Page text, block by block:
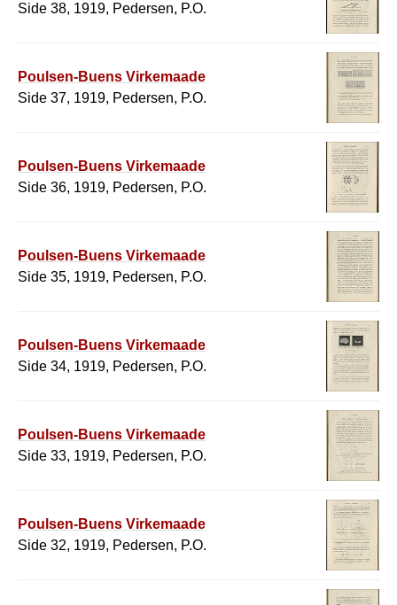
Side 38, 1919, Pedersen, P.O.
Poulsen-Buens Virkemaade
Side 37, 1919, Pedersen, P.O.
Poulsen-Buens Virkemaade
Side 36, 1919, Pedersen, P.O.
Poulsen-Buens Virkemaade
Side 35, 1919, Pedersen, P.O.
Poulsen-Buens Virkemaade
Side 34, 1919, Pedersen, P.O.
Poulsen-Buens Virkemaade
Side 33, 1919, Pedersen, P.O.
Poulsen-Buens Virkemaade
Side 32, 1919, Pedersen, P.O.